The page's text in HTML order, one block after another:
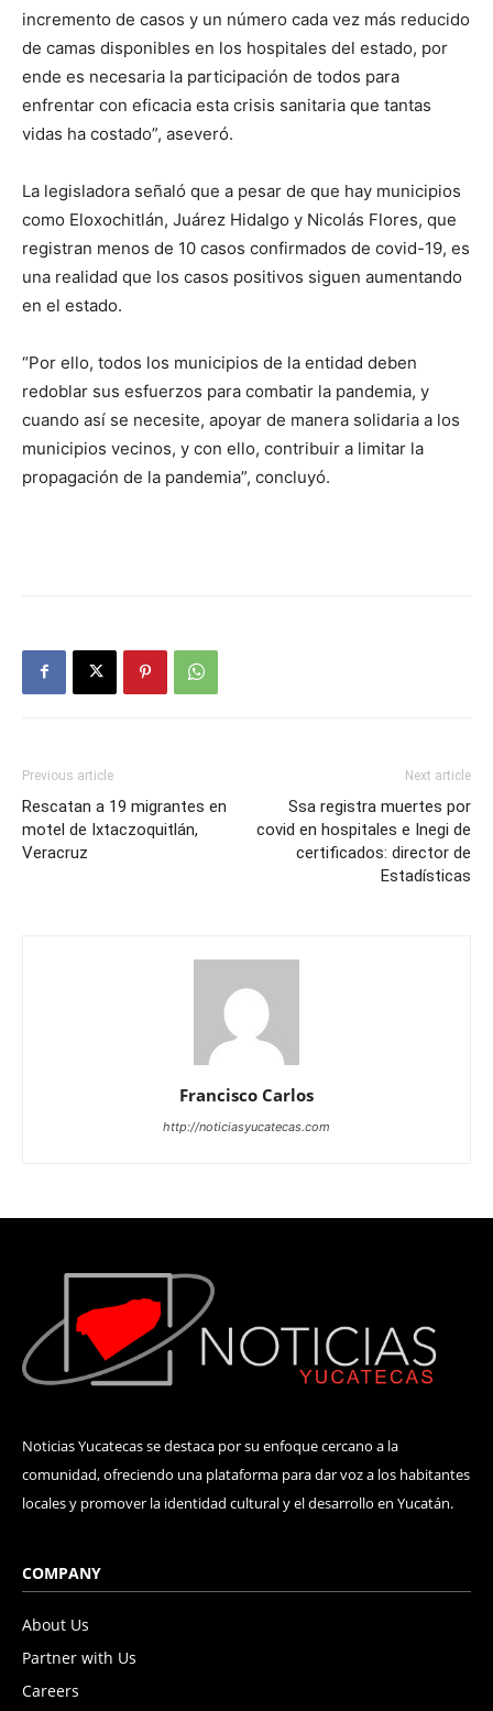
incremento de casos y un número cada vez más reducido
de camas disponibles en los hospitales del estado, por
ende es necesaria la participación de todos para
enfrentar con eficacia esta crisis sanitaria que tantas
vidas ha costado”, aseveró.
La legisladora señaló que a pesar de que hay municipios
como Eloxochitlán, Juárez Hidalgo y Nicolás Flores, que
registran menos de 10 casos confirmados de covid-19, es
una realidad que los casos positivos siguen aumentando
en el estado.
“Por ello, todos los municipios de la entidad deben
redoblar sus esfuerzos para combatir la pandemia, y
cuando así se necesite, apoyar de manera solidaria a los
municipios vecinos, y con ello, contribuir a limitar la
propagación de la pandemia”, concluyó.
Previous article
Rescatan a 19 migrantes en
motel de Ixtaczoquitlán,
Veracruz
Next article
Ssa registra muertes por
covid en hospitales e Inegi de
certificados: director de
Estadísticas
Francisco Carlos
http://noticiasyucatecas.com
Noticias Yucatecas se destaca por su enfoque cercano a la
comunidad, ofreciendo una plataforma para dar voz a los habitantes
locales y promover la identidad cultural y el desarrollo en Yucatán.
COMPANY
About Us
Partner with Us
Careers